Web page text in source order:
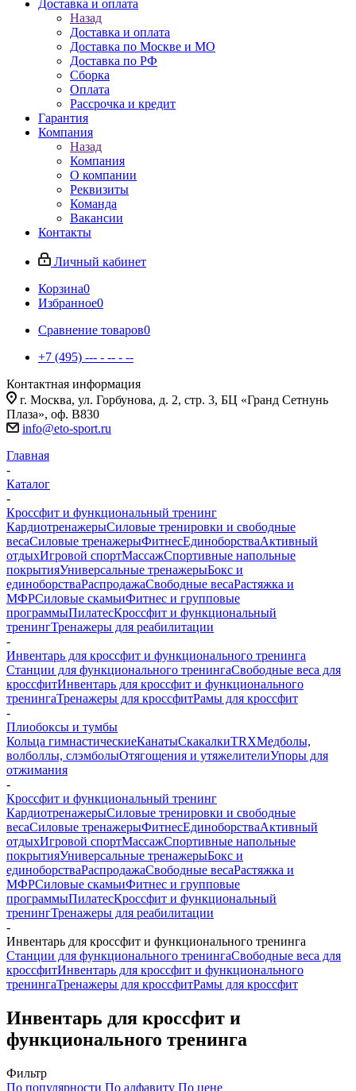
Доставка и оплата
Назад
Доставка и оплата
Доставка по Москве и МО
Доставка по РФ
Сборка
Оплата
Рассрочка и кредит
Гарантия
Компания
Назад
Компания
О компании
Реквизиты
Команда
Вакансии
Контакты
Личный кабинет
Корзина0
Избранное0
Сравнение товаров0
+7 (495) --- - -- - --
Контактная информация
г. Москва, ул. Горбунова, д. 2, стр. 3, БЦ «Гранд Сетнунь
Плаза», оф. В830
info@eto-sport.ru
Главная
-
Каталог
-
Кроссфит и функциональный тренинг
КардиотренажерыСиловые тренировки и свободные
весаСиловые тренажерыФитнесЕдиноборстваАктивный
отдыхИгровой спортМассажСпортивные напольные
покрытияУниверсальные тренажерыБокс и
единоборстваРаспродажаСвободные весаРастяжка и
МФРСиловые скамьиФитнес и групповые
программыПилатесКроссфит и функциональный
тренингТренажеры для реабилитации
-
Инвентарь для кроссфит и функционального тренинга
Станции для функционального тренингаСвободные веса для
кроссфитИнвентарь для кроссфит и функционального
тренингаТренажеры для кроссфитРамы для кроссфит
-
Плиобоксы и тумбы
Кольца гимнастическиеКанатыСкакалкиTRXМедболы,
волболлы, слэмболыОтягощения и утяжелителиУпоры для
отжимания
-
Кроссфит и функциональный тренинг
КардиотренажерыСиловые тренировки и свободные
весаСиловые тренажерыФитнесЕдиноборстваАктивный
отдыхИгровой спортМассажСпортивные напольные
покрытияУниверсальные тренажерыБокс и
единоборстваРаспродажаСвободные весаРастяжка и
МФРСиловые скамьиФитнес и групповые
программыПилатесКроссфит и функциональный
тренингТренажеры для реабилитации
-
Инвентарь для кроссфит и функционального тренинга
Станции для функционального тренингаСвободные веса для
кроссфитИнвентарь для кроссфит и функционального
тренингаТренажеры для кроссфитРамы для кроссфит
Инвентарь для кроссфит и
функционального тренинга
Фильтр
По популярности По алфавиту По цене